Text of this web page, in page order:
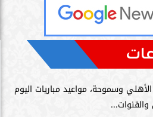
الأهلي وسموحة، مواعيد مباريات اليوم
والقنوات...